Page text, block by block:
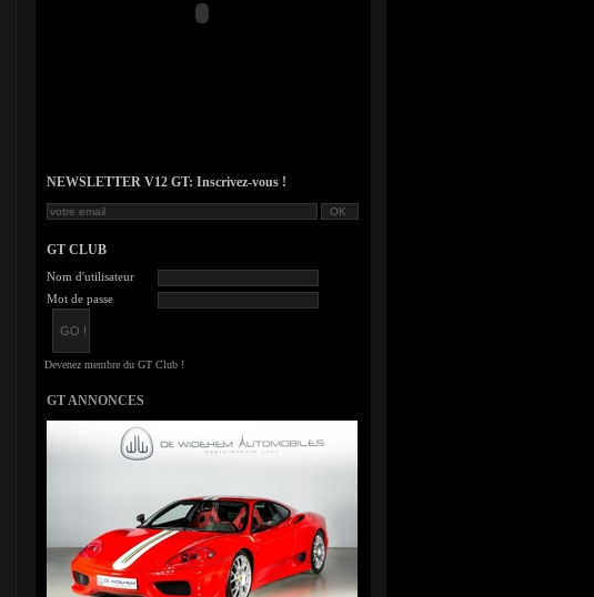
NEWSLETTER V12 GT: Inscrivez-vous !
GT CLUB
Nom d'utilisateur
Mot de passe
GT ANNONCES